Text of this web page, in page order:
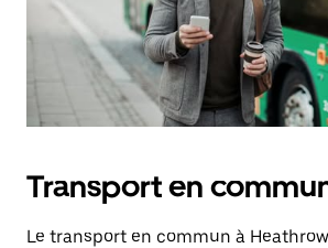
Transport en
Le transport en commun à